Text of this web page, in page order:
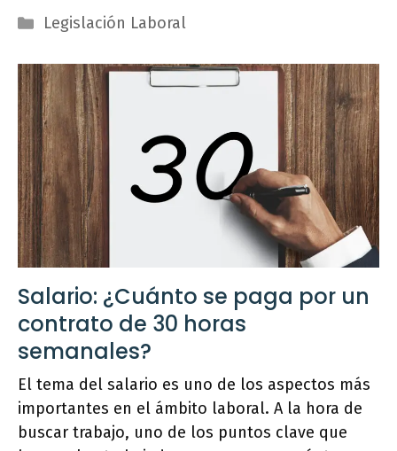
Categorías
Legislación Laboral
Salario: ¿Cuánto se paga por un
contrato de 30 horas
semanales?
El tema del salario es uno de los aspectos más
importantes en el ámbito laboral. A la hora de
buscar trabajo, uno de los puntos clave que